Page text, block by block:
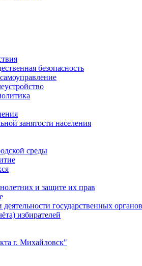
безопасность
занятости населения
среды
и защите их прав
государственных
избирателей
г. Михайловск"